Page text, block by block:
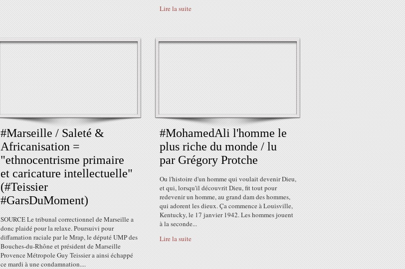
Lire la suite
#Marseille / Saleté &
Africanisation =
"ethnocentrisme primaire
et caricature intellectuelle"
(#Teissier
#GarsDuMoment)
SOURCE Le tribunal correctionnel de Marseille a
donc plaidé pour la relaxe. Poursuivi pour
diffamation raciale par le Mrap, le député UMP des
Bouches-du-Rhône et président de Marseille
Provence Métropole Guy Teissier a ainsi échappé
ce mardi à une condamnation....
#MohamedAli l'homme le
plus riche du monde / lu
par Grégory Protche
Ou l'histoire d'un homme qui voulait devenir Dieu,
et qui, lorsqu'il découvrit Dieu, fit tout pour
redevenir un homme, au grand dam des hommes,
qui adorent les dieux. Ça commence à Louisville,
Kentucky, le 17 janvier 1942. Les hommes jouent
à la seconde...
Lire la suite